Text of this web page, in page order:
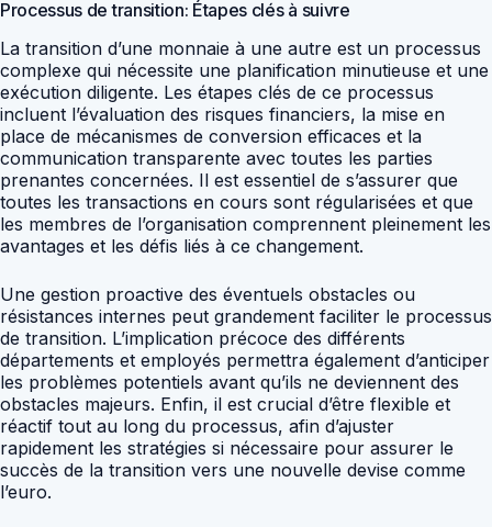
Processus de transition: Étapes clés à suivre
La transition d’une monnaie à une autre est un processus
complexe qui nécessite une planification minutieuse et une
exécution diligente. Les étapes clés de ce processus
incluent l’évaluation des risques financiers, la mise en
place de mécanismes de conversion efficaces et la
communication transparente avec toutes les parties
prenantes concernées. Il est essentiel de s’assurer que
toutes les transactions en cours sont régularisées et que
les membres de l’organisation comprennent pleinement les
avantages et les défis liés à ce changement.
Une gestion proactive des éventuels obstacles ou
résistances internes peut grandement faciliter le processus
de transition. L’implication précoce des différents
départements et employés permettra également d’anticiper
les problèmes potentiels avant qu’ils ne deviennent des
obstacles majeurs. Enfin, il est crucial d’être flexible et
réactif tout au long du processus, afin d’ajuster
rapidement les stratégies si nécessaire pour assurer le
succès de la transition vers une nouvelle devise comme
l’euro.